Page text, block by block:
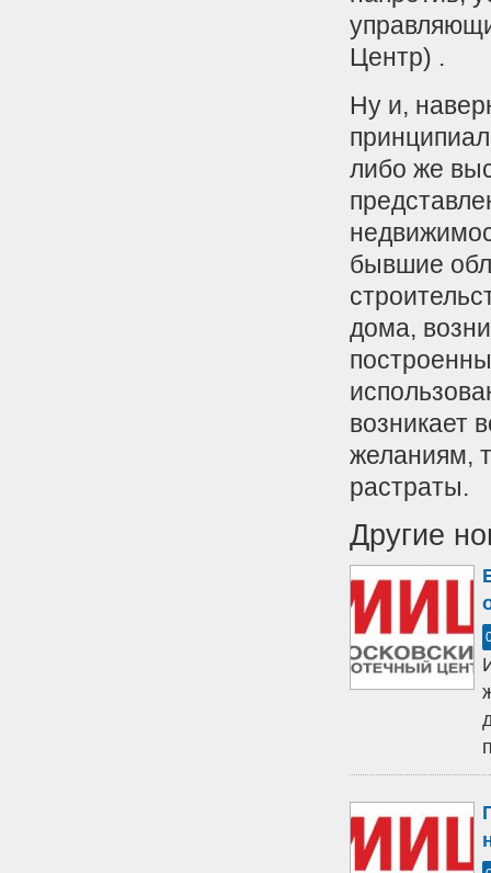
Центр) .
Ну и,
либо же
бывшие
дома,
возникает
желаниям,
растраты.
Другие